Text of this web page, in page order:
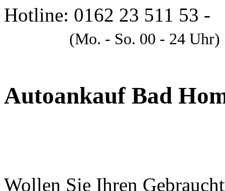
Hotline: 0162 23 511 53 -
(Mo. - So. 00 - 24 Uhr)
Autoankauf Bad
Wollen Sie Ihren